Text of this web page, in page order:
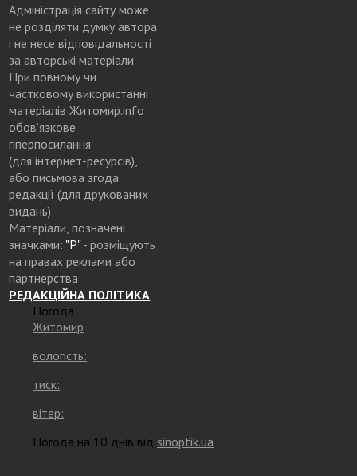
Адміністрація сайту може
не розділяти думку автора
і не несе відповідальності
за авторські матеріали.
При повному чи
частковому використанні
матеріалів Житомир.info
обов’язкове
гіперпосилання
(для інтернет-ресурсів),
або письмова згода
редакції (для друкованих
видань)
Матеріали, позначені
значками: "Р"- розміщують
на правах реклами або
партнерства
РЕДАКЦІЙНА ПОЛІТИКА
Погода
Житомир
вологість:
тиск:
вітер:
Погода на 10 днів від sinoptik.ua